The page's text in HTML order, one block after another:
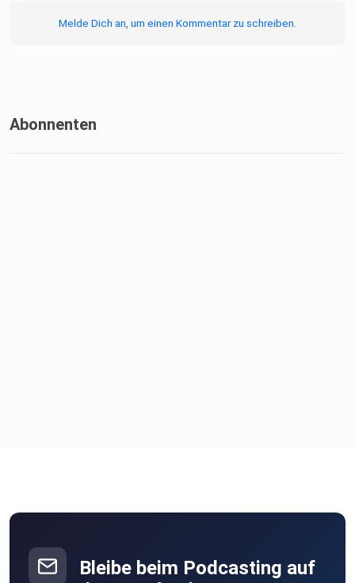
Melde Dich an, um einen Kommentar zu schreiben.
Abonnenten
Bleibe beim Podcasting auf